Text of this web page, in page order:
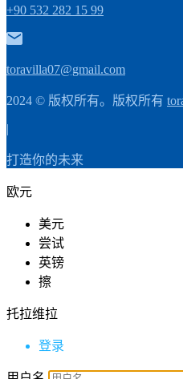
+90 532 282 15 99
toravilla07@gmail.com
2024 © 版权所有。版权所有
|
打造你的未来
欧元
美元
尝试
英镑
擦
托拉维拉
登录